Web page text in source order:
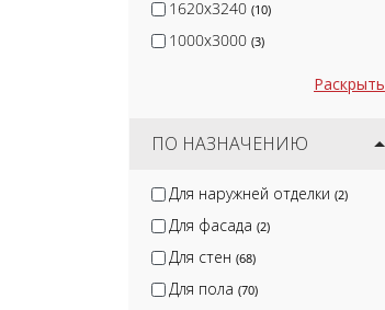
1620x3240 (10)
1000x3000 (3)
Раскрыть
ПО НАЗНАЧЕНИЮ
Для наружней отделки (2)
Для фасада (2)
Для стен (68)
Для пола (70)